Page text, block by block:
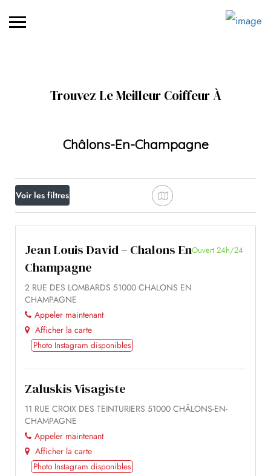
Trouvez Le Meilleur Coiffeur À
Châlons-En-Champagne
Voir les filtres
Jean Louis David – Chalons En
Champagne
2 RUE DES LOMBARDS 51000 CHALONS EN
CHAMPAGNE
Appeler maintenant
Afficher la carte
Ouvert 24h/24
Photo Instagram disponibles
Zaluskis Visagiste
11 RUE CROIX DES TEINTURIERS 51000 CHÂLONS-EN-
CHAMPAGNE
Appeler maintenant
Afficher la carte
Photo Instagram disponibles